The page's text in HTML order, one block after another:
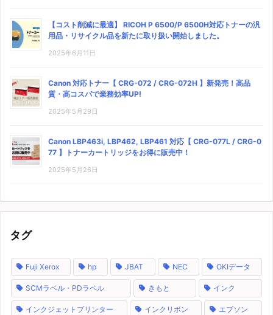
【コスト削減に最適】 RICOH P 6500/P 6500H対応トナーの汎
用品・リサイクル品を新たに取り扱い開始しました。
2025年6月11日
Canon 対応トナー【 CRG-072 / CRG-072H 】新発売！高品
質・高コスパで業務効率UP!
2025年5月29日
Canon LBP463i, LBP462, LBP461 対応【 CRG-077L / CRG-0
77 】トナーカートリッジをお得に販売中！
2025年5月26日
タグ
Fuji Xerox hp JBAT NEC OKIデータ
SCMラベル・PDラベル きもと インク
インクジェットプリンター インクリボン エプソン